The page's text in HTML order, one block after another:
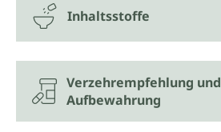
Inhaltsstoffe
Verzehrempfehlung und
Aufbewahrung